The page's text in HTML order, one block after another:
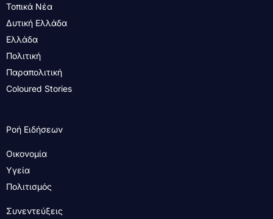
Τοπικά Νέα
Δυτική Ελλάδα
Ελλάδα
Πολιτική
Παραπολιτική
Coloured Stories
Ροή Ειδήσεων
Οικονομία
Υγεία
Πολιτισμός
Συνεντεύξεις